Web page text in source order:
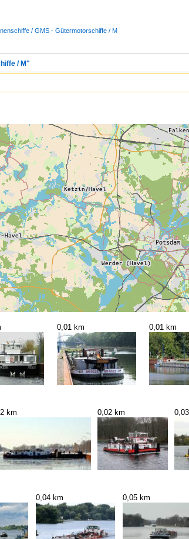
/ GMS - Gütermotorschiffe / M
/ M"
0,01 km 0,01 km
km 0,02 km
0,04 km 0,05 km